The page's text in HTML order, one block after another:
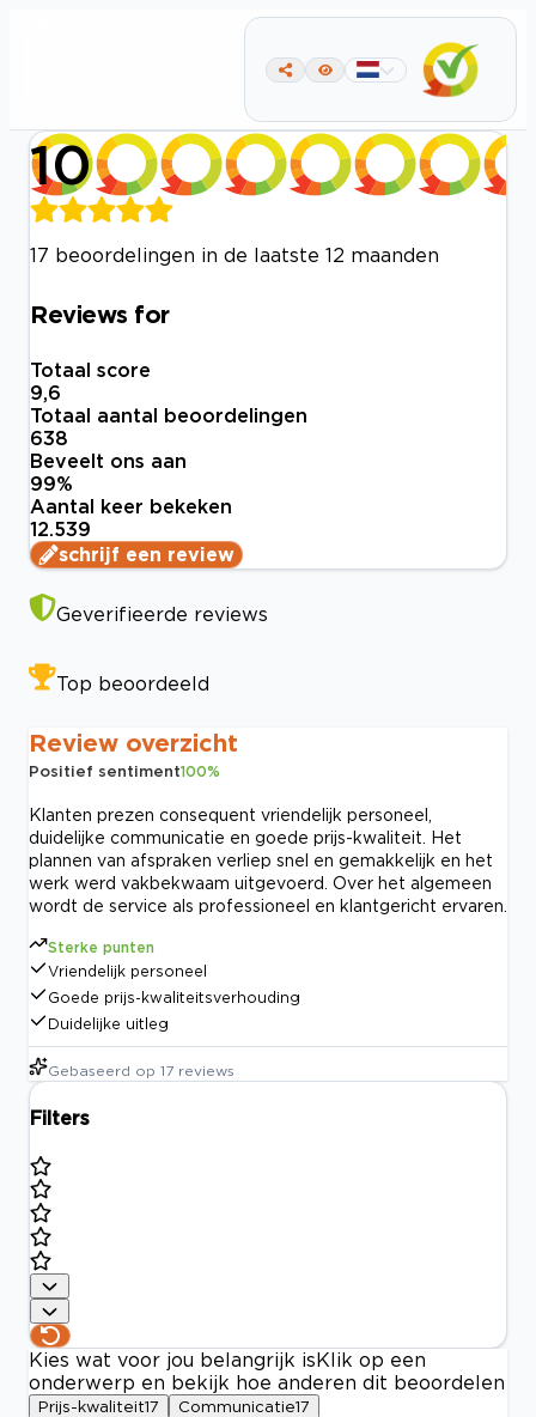
10
17 beoordelingen in de laatste 12 maanden
Reviews for
Totaal score
9,6
Totaal aantal beoordelingen
638
Beveelt ons aan
99%
Aantal keer bekeken
12.539
schrijf een review
Geverifieerde reviews
Top beoordeeld
Review overzicht
Positief sentiment100%
Klanten prezen consequent vriendelijk personeel,
duidelijke communicatie en goede prijs-kwaliteit. Het
plannen van afspraken verliep snel en gemakkelijk en het
werk werd vakbekwaam uitgevoerd. Over het algemeen
wordt de service als professioneel en klantgericht ervaren.
Sterke punten
Vriendelijk personeel
Goede prijs-kwaliteitsverhouding
Duidelijke uitleg
Gebaseerd op 17 reviews
Filters
Kies wat voor jou belangrijk is Klik op een
onderwerp en bekijk hoe anderen dit beoordelen
Prijs-kwaliteit17 Communicatie17